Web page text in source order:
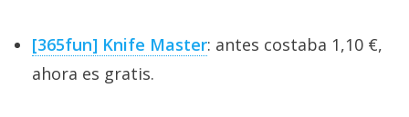
[365fun] Knife Master: antes costaba 1,10 €,
ahora es gratis.